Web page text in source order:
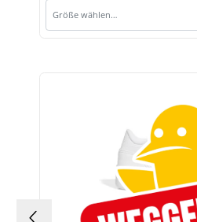
Größe wählen…